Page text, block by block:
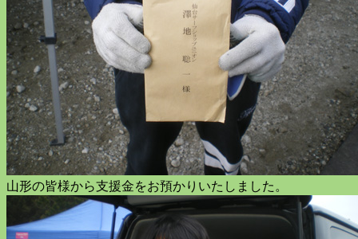
山形の皆様から支援金をお預かりいたしました。